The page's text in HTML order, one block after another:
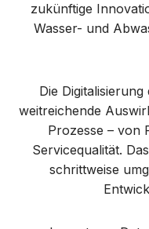
zukünftige
Wasser- und
Die
weitreichende
Prozesse – von
Servicequalität.
schrittweise